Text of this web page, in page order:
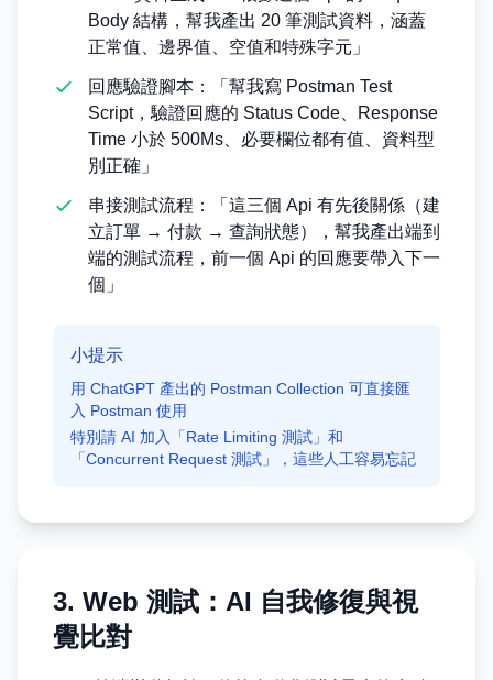
Body 結構，幫我產出 20 筆測試資料，涵蓋
正常值、邊界值、空值和特殊字元」
回應驗證腳本：「幫我寫 Postman Test
Script，驗證回應的 Status Code、Response
Time 小於 500Ms、必要欄位都有值、資料型
別正確」
串接測試流程：「這三個 Api 有先後關係（建
立訂單 → 付款 → 查詢狀態），幫我產出端到
端的測試流程，前一個 Api 的回應要帶入下一
個」
小提示
用 ChatGPT 產出的 Postman Collection 可直接匯
入 Postman 使用
特別請 AI 加入「Rate Limiting 測試」和
「Concurrent Request 測試」，這些人工容易忘記
3. Web 測試：AI 自我修復與視
覺比對